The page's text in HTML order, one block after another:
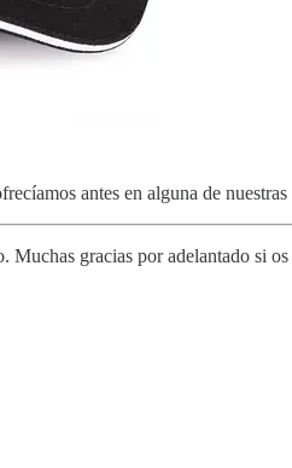
antes en alguna de
Muchas gracias por adelantado si